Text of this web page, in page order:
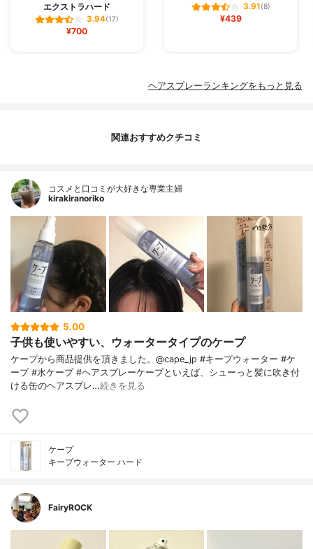
エクストラハード
3.94(17)
¥700
3.91(8)
¥439
ヘアスプレーランキングをもっと見る
関連おすすめクチコミ
コスメと口コミが大好きな専業主婦
kirakiranoriko
5.00
子供も使いやすい、ウォータータイプのケープ
ケープから商品提供を頂きました。@cape_jp #キープウォーター #ケ
ープ #水ケープ #ヘアスプレーケープといえば、シューっと髪に吹き付
ける缶のヘアスプレ…続きを見る
ケープ
キープウォーター ハード
FairyROCK